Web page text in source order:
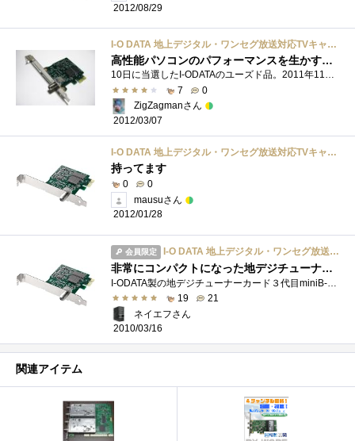
2012/08/29
I-O DATA 地上デジタル・ワンセグ放送対応TVキャプチャボード PCI Expressモデル GV-MVP/HS3
高性能パソコンのパフォーマンスを生かすために 2012年5月30日追記
10日に当選したI-ODATAのユーズド品。2011年11月11日に購入したことにした。今まではノートパソコンにUSB接続の地デジチューナキャプチャを使ってき...
7
0
ZigZagmanさん
2012/03/07
I-O DATA 地上デジタル・ワンセグ放送対応TVキャプチャボード PCI Expressモデル GV-MVP/HS3
持ってます
0
0
mausuさん
2012/01/28
会員限定 I-O DATA 地上デジタル・ワンセグ放送対応TVキャプチャボード PCI Expressモデル GV-MVP/HS3
非常にコンパクトになった地デジチューナーカード
19
21
ネイエフさん
2010/03/16
関連アイテム